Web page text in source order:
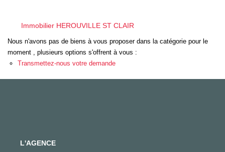
NOS AGENCES
Immobilier HEROUVILLE ST CLAIR
Nous n'avons pas de biens à vous proposer dans la catégorie pour le
moment , plusieurs options s'offrent à vous :
Transmettez-nous votre demande
L'AGENCE